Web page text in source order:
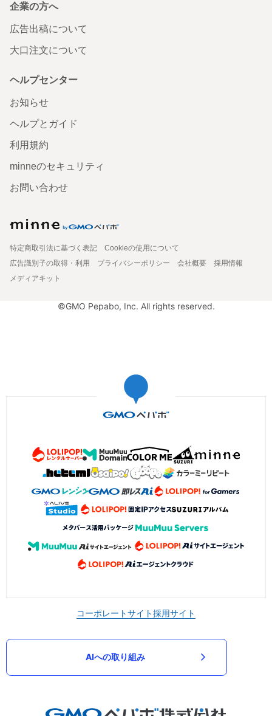
企業の方へ
広告出稿について
大口注文について
ヘルプセンター
お知らせ
ヘルプとガイド
利用規約
minneのセキュリティ
お問い合わせ
特定商取引法に基づく表記
Cookieの使用について
広告識別子の取得・利用
プライバシーポリシー 会社概要
採用情報
メディアキット
©GMO Pepabo, Inc. All rights reserved.
コーポレートサイト採用サイト
AIへの取り組み